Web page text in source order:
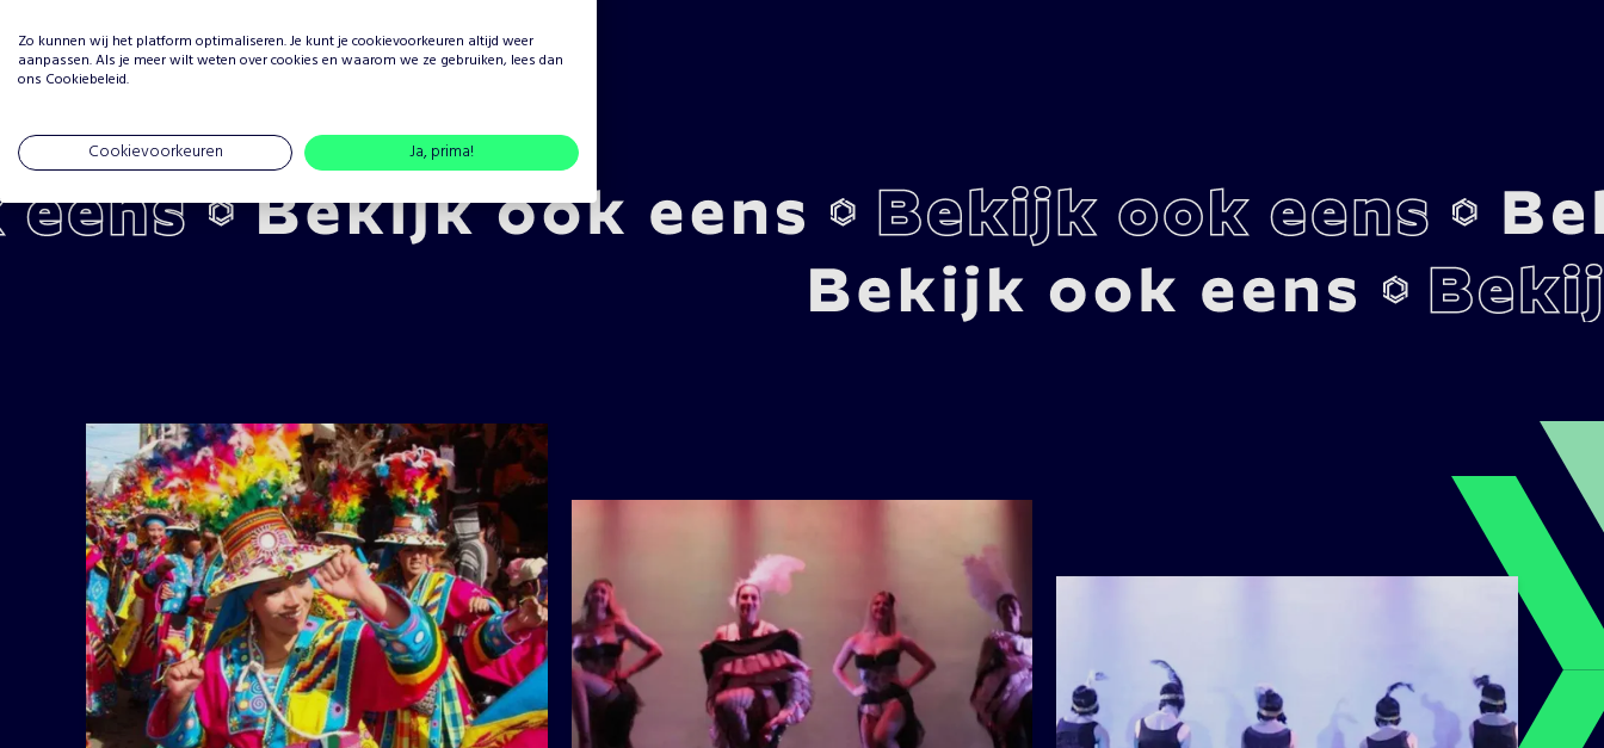
Zo kunnen wij het platform optimaliseren. Je kunt je cookievoorkeuren altijd weer
aanpassen. Als je meer wilt weten over cookies en waarom we ze gebruiken, lees dan
ons Cookiebeleid.
Cookievoorkeuren Ja, prima!